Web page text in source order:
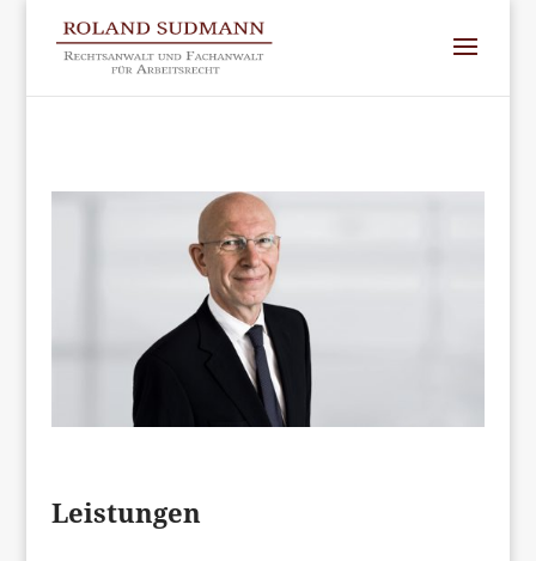
Leistungen